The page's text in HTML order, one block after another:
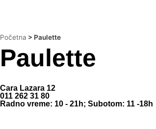
Početna > Paulette
Paulette
Cara Lazara 12
011 262 31 80
Radno vreme: 10 - 21h; Subotom: 11 -18h